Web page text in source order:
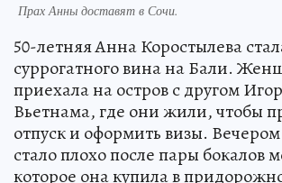
Прах Анны доставят в Сочи.
50-летняя Анна Коростылева
суррогатного вина на Бали.
приехала на остров с другом
Вьетнама, где они жили, чтобы
отпуск и оформить визы.
стало плохо после пары бокалов
которое она купила в